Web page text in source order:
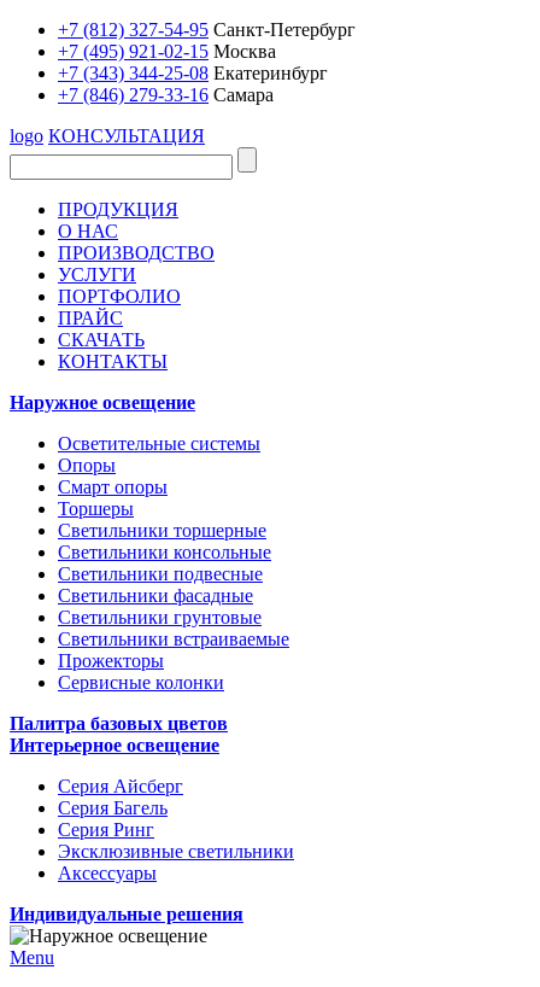
+7 (812) 327-54-95 Санкт-Петербург
+7 (495) 921-02-15 Москва
+7 (343) 344-25-08 Екатеринбург
+7 (846) 279-33-16 Самара
logo КОНСУЛЬТАЦИЯ
ПРОДУКЦИЯ
О НАС
ПРОИЗВОДСТВО
УСЛУГИ
ПОРТФОЛИО
ПРАЙС
СКАЧАТЬ
КОНТАКТЫ
Наружное освещение
Осветительные системы
Опоры
Смарт опоры
Торшеры
Светильники торшерные
Светильники консольные
Светильники подвесные
Светильники фасадные
Светильники грунтовые
Светильники встраиваемые
Прожекторы
Сервисные колонки
Палитра базовых цветов
Интерьерное освещение
Серия Айсберг
Серия Багель
Серия Ринг
Эксклюзивные светильники
Аксессуары
Индивидуальные решения
Menu